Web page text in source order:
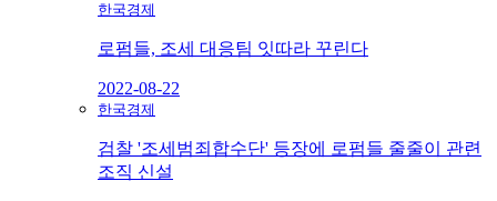
한국경제
로펌들, 조세 대응팀 잇따라 꾸린다
2022-08-22
한국경제
검찰 '조세범죄합수단' 등장에 로펌들 줄줄이 관련
조직 신설